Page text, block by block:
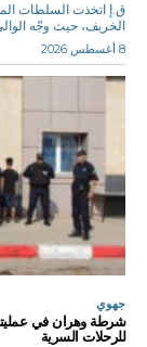
ق.إ اتخذت السلطات
الخريف، حيث وجّه
8 أغسطس 2026
جهوي
للرحلات السرية